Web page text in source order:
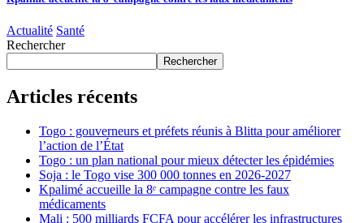
Actualité Santé
Rechercher
Rechercher
Articles récents
Togo : gouverneurs et préfets réunis à Blitta pour améliorer
l’action de l’État
Togo : un plan national pour mieux détecter les épidémies
Soja : le Togo vise 300 000 tonnes en 2026-2027
Kpalimé accueille la 8ᵉ campagne contre les faux
médicaments
Mali : 500 milliards FCFA pour accélérer les infrastructures